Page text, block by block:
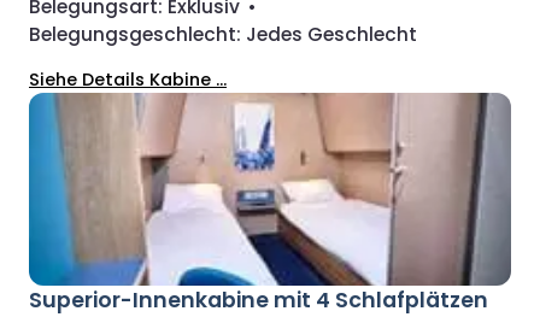
Belegungsart: Exklusiv •
Belegungsgeschlecht: Jedes Geschlecht
Siehe Details Kabine ...
Superior-Innenkabine mit 4 Schlafplätzen